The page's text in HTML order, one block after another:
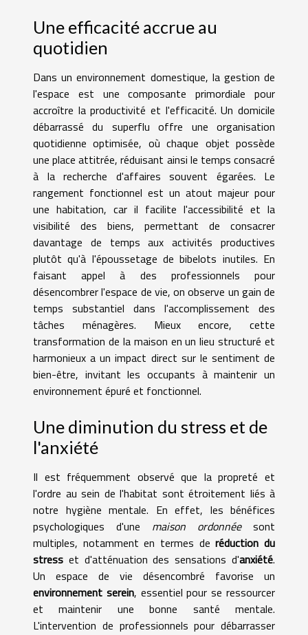
Une efficacité accrue au
quotidien
Dans un environnement domestique, la gestion de
l'espace est une composante primordiale pour
accroître la productivité et l'efficacité. Un domicile
débarrassé du superflu offre une organisation
quotidienne optimisée, où chaque objet possède
une place attitrée, réduisant ainsi le temps consacré
à la recherche d'affaires souvent égarées. Le
rangement fonctionnel est un atout majeur pour
une habitation, car il facilite l'accessibilité et la
visibilité des biens, permettant de consacrer
davantage de temps aux activités productives
plutôt qu'à l'époussetage de bibelots inutiles. En
faisant appel à des professionnels pour
désencombrer l'espace de vie, on observe un gain de
temps substantiel dans l'accomplissement des
tâches ménagères. Mieux encore, cette
transformation de la maison en un lieu structuré et
harmonieux a un impact direct sur le sentiment de
bien-être, invitant les occupants à maintenir un
environnement épuré et fonctionnel.
Une diminution du stress et de
l'anxiété
Il est fréquemment observé que la propreté et
l'ordre au sein de l'habitat sont étroitement liés à
notre hygiène mentale. En effet, les bénéfices
psychologiques d'une maison ordonnéesont
multiples, notamment en termes deréduction du
stress et d'atténuation des sensations d'anxiété.
Un espace de vie désencombré favorise un
environnement serein, essentiel pour se ressourcer
et maintenir une bonne santé mentale.
L'intervention de professionnels pour débarrasser